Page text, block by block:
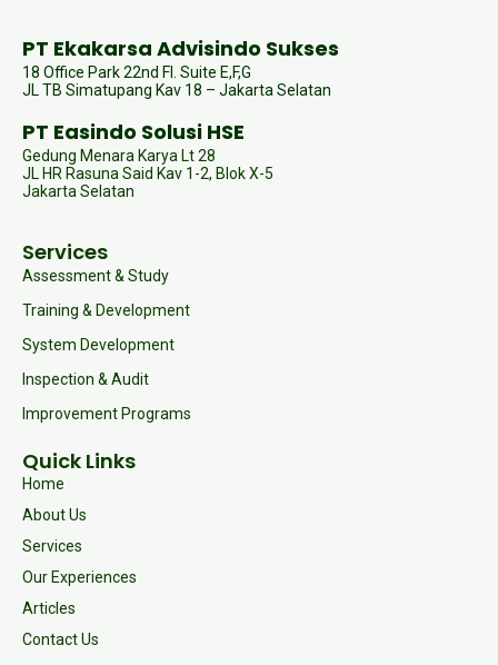
PT Ekakarsa Advisindo Sukses
18 Office Park 22nd Fl. Suite E,F,G
JL TB Simatupang Kav 18 – Jakarta Selatan
PT Easindo Solusi HSE
Gedung Menara Karya Lt 28
JL HR Rasuna Said Kav 1-2, Blok X-5
Jakarta Selatan
Services
Assessment & Study
Training & Development
System Development
Inspection & Audit
Improvement Programs
Quick Links
Home
About Us
Services
Our Experiences
Articles
Contact Us